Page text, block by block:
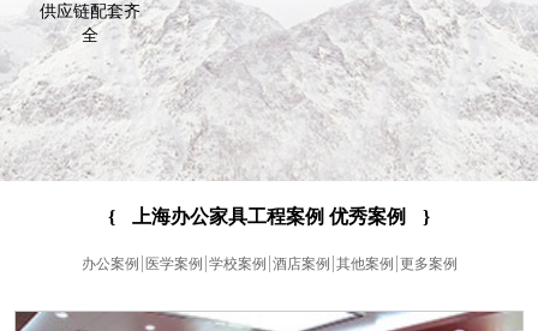
供应链配套齐
全
{ 上海办公家具工程案例 优秀案例 }
办公案例 医学案例 学校案例 酒店案例 其他案例 更多案例